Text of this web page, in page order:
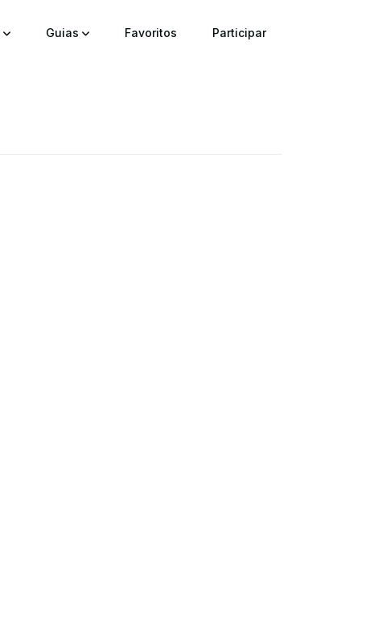
Guias Favoritos Participar